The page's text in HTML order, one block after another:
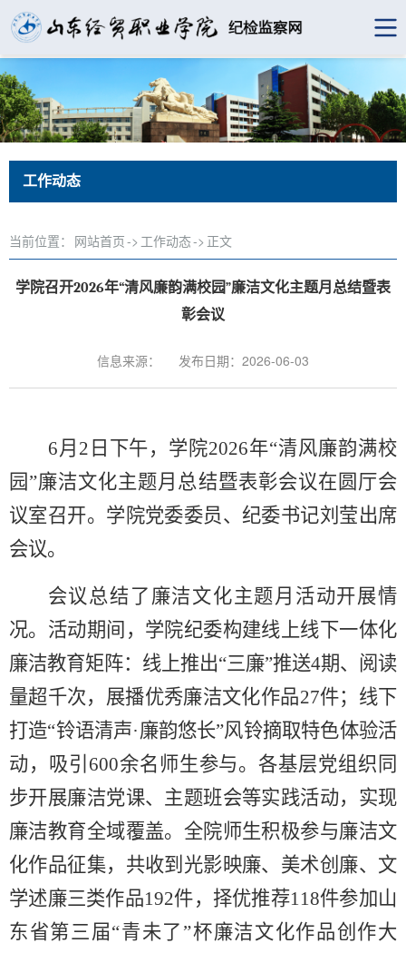
工作动态
当前位置： 网站首页-> 工作动态-> 正文
学院召开2026年“清风廉韵满校园”廉洁文化主题月总结暨表
彰会议
信息来源： 发布日期：2026-06-03
6月 2日下午，学院2026年“清风廉韵满校
园”廉洁文化主题月总结暨表彰会议在 圆厅会
议室召开。学院党委委员、纪委书记刘莹出席
会议。
会议 总结 了廉洁文化主题月活动开展情
况。活动期间，学院纪委构建线上线下一体化
廉洁教育矩阵：线上推出“三廉”推送4期、阅读
量超千次，展播优秀廉洁文化作品27件；线下
打造“铃语清声·廉韵悠长”风铃摘取特色体验活
动，吸引 600余名师生参与。各基层党组织同
步开展廉洁党课、主题班会等实践活动，实现
廉洁教育全域覆盖。全院师生积极参与廉洁文
化作品征集，共收到光影映廉、美术创廉、文
学述廉三类作品192件，择优推荐118件参加山
东省第三届“青未了”杯廉洁文化作品创作大